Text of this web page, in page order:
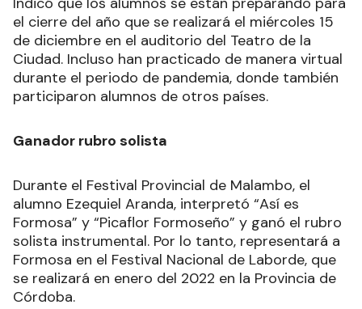
el cierre del año que se realizará el miércoles 15
de diciembre en el auditorio del Teatro de la
Ciudad. Incluso han practicado de manera virtual
durante el periodo de pandemia, donde también
participaron alumnos de otros países.
Ganador rubro solista
Durante el Festival Provincial de Malambo, el
alumno Ezequiel Aranda, interpretó “Así es
Formosa” y “Picaflor Formoseño” y ganó el rubro
solista instrumental. Por lo tanto, representará a
Formosa en el Festival Nacional de Laborde, que
se realizará en enero del 2022 en la Provincia de
Córdoba.